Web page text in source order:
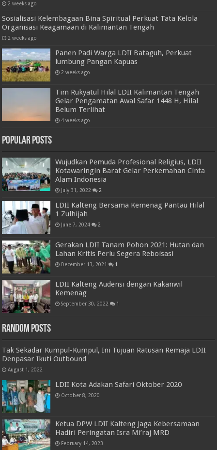
2 weeks ago
Sosialisasi Kelembagaan Bina Spiritual Perkuat Tata Kelola
Organisasi Keagamaan di Kalimantan Tengah
2 weeks ago
Panen Padi Warga LDII Bataguh, Perkuat
lumbung Pangan Kapuas
2 weeks ago
Tim Rukyatul Hilal LDII Kalimantan Tengah
Gelar Pengamatan Awal Safar 1448 H, Hilal
Belum Terlihat
4 weeks ago
Popular Posts
Wujudkan Pemuda Profesional Religius, LDII
Kotawaringin Barat Gelar Perkemahan Cinta
Alam Indonesia
July 31, 2022 2
LDII Kalteng Bersama Kemenag Pantau Hilal
1 Zulhijah
June 7, 2024 2
Gerakan LDII Tanam Pohon 2021: Hutan dan
Lahan Kritis Perlu Segera Reboisasi
December 13, 2021 1
LDII Kalteng Audensi dengan Kakanwil
Kemenag
September 30, 2022 1
Random Posts
Tak Sekadar Kumpul-Kumpul, Ini Tujuan Ratusan Remaja LDII
Denpasar Ikuti Outbound
August 1, 2022
LDII Kota Adakan Safari Oktober 2020
October 8, 2020
Ketua DPW LDII Kalteng Jaga Kebersamaan
Hadiri Peringatan Isra Mi’raj MRD
February 14, 2023